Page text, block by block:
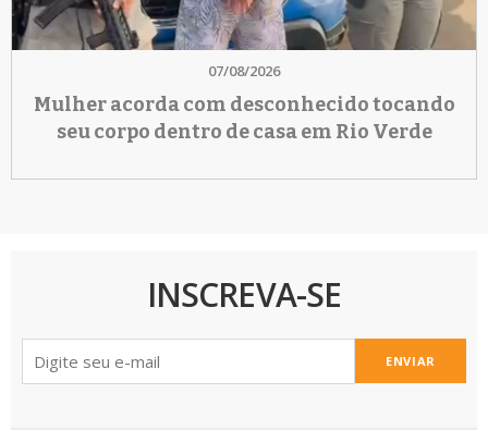
07/08/2026
Mulher acorda com desconhecido tocando
seu corpo dentro de casa em Rio Verde
INSCREVA-SE
ENVIAR